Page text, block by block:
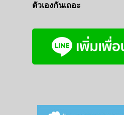
ตัวเองกันเถอะ